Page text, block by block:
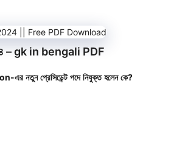
– gk in bengali PDF
এর নতুন প্রেসিডেন্ট পদে নিযুক্ত হলেন কে?